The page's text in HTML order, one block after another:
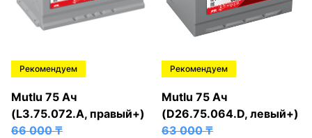
Рекомендуем
Mutlu 75 Ач
(L3.75.072.A, правый+)
66 000₸
Рекомендуем
Mutlu 75 Ач
(D26.75.064.D, левый+)
63 000₸